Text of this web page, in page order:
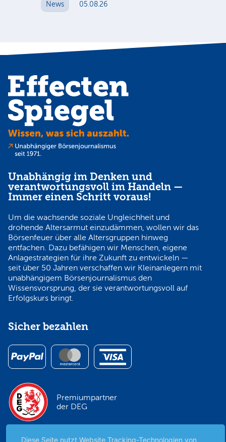
News 05.08.26
Unabhängig im Denken und
verantwortungsvoll im Handeln —
Immer einen Schritt voraus!
Um die wachsende soziale Ungleichheit und
drohende Altersarmut einzudämmen, wollen wir das
Börsenfeuer über alle Altersgruppen hinweg
entfachen. Dazu befähigen wir Menschen, eigene
Anlagestrategien für ihre Zukunft zu entwickeln —
seit über 50 Jahren verschaffen wir Kleinanlegern mit
unabhängigem Börsenjournalismus den
Wissensvorsprung, der sie verantwortungsvoll auf
Erfolgskurs bringt.
Sicher bezahlen
Premiumpartner
der DEG
Diese Seite nutzt Website Tracking-Technologien von